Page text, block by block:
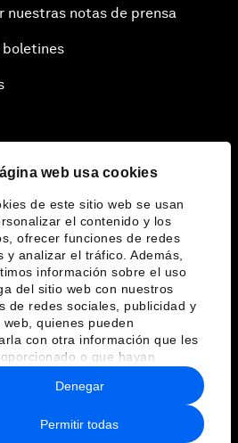
web usa cookies
de este sitio web se usan
el contenido y los
ofrecer funciones de redes
y analizar el tráfico. Además,
información sobre el uso
del sitio web con nuestros
de redes sociales, publicidad y
web, quienes pueden
con otra información que les
o que hayan
a partir del uso que haya
sus servicios.
Permitir todas
Denegar
nuestras notas de prensa
boletines
y normas de uso